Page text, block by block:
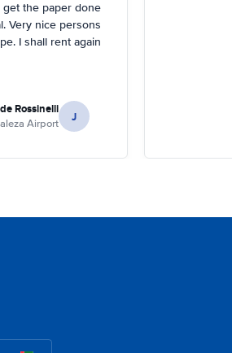
get the paper done
Very nice persons
I shall rent again
J
Rossinelli
Airport